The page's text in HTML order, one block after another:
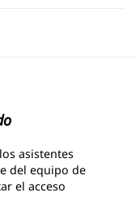
asistentes
del equipo de
el acceso